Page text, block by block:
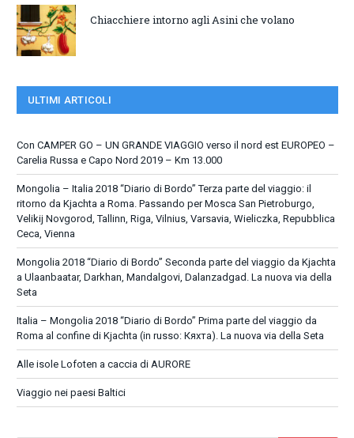
Chiacchiere intorno agli Asini che volano
ULTIMI ARTICOLI
Con CAMPER GO – UN GRANDE VIAGGIO verso il nord est EUROPEO –
Carelia Russa e Capo Nord 2019 – Km 13.000
Mongolia – Italia 2018 “Diario di Bordo” Terza parte del viaggio: il
ritorno da Kjachta a Roma. Passando per Mosca San Pietroburgo,
Velikij Novgorod, Tallinn, Riga, Vilnius, Varsavia, Wieliczka, Repubblica
Ceca, Vienna
Mongolia 2018 “Diario di Bordo” Seconda parte del viaggio da Kjachta
a Ulaanbaatar, Darkhan, Mandalgovi, Dalanzadgad. La nuova via della
Seta
Italia – Mongolia 2018 “Diario di Bordo” Prima parte del viaggio da
Roma al confine di Kjachta (in russo: Кяхта). La nuova via della Seta
Alle isole Lofoten a caccia di AURORE
Viaggio nei paesi Baltici